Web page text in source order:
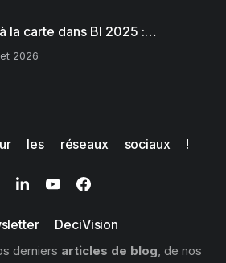
la carte dans BI 2025 :…
2026
les réseaux sociaux !
DeciVision
derniers articles de blog , de nos